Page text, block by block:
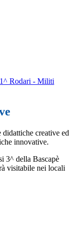
1^ Rodari - Militi
didattiche creative ed
innovative.
3^ della Bascapè
visitabile nei locali